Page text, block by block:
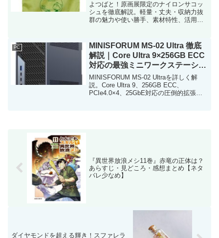
よつばと！原画展限定のナイロンサコッ
シュを徹底解説。軽量・丈夫・収納力抜
群の魅力や使い勝手、素材特性、活用シ
PC
MINISFORUM MS-02 Ultra 徹底
解説｜Core Ultra 9×256GB ECC
対応の最強ミニワークステーショ
ン
MINISFORUM MS-02 Ultraを詳しく解
説。Core Ultra 9、256GB ECC、
PCIe4.0×4、25GbE対応の圧倒的拡張性
『異世界放浪メシ11巻』赤竜の正体は？
あらすじ・見どころ・感想まとめ【ネタ
バレ少なめ】
ダイヤモンドを超える輝き！スファレラ